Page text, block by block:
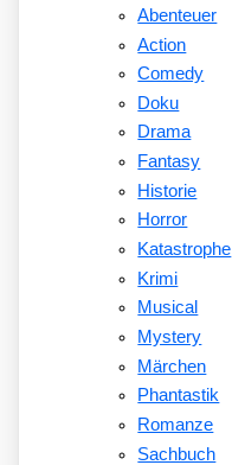
Abenteuer
Action
Comedy
Doku
Drama
Fantasy
Historie
Horror
Katastrophe
Krimi
Musical
Mystery
Märchen
Phantastik
Romanze
Sachbuch